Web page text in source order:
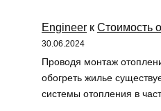
Engineer к Стоимость
30.06.2024
Проводя монтаж
обогреть жилье
системы отопления в